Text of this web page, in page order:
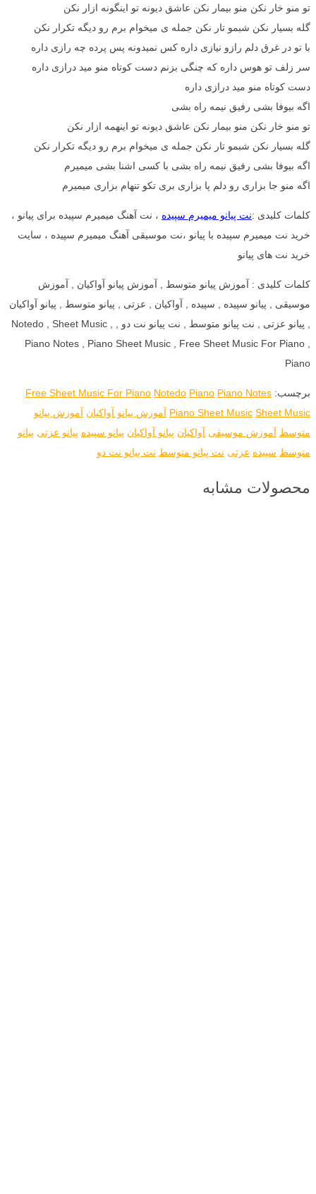
تو منو خار نکن منو بیمار نکن عاشق دیونه تو اینگونه ازار نکن
گله بسیار نکن شبمو تار نکن جمله ی میخوام برم رو دیگه تکرار نکن
با تو در غرق دلم رازو نیازی داره کس نمیدونه پس پرده چه رازی داره
سر زلف تو هوس داره که چنگی بزنم دست کوتاه منو مید درازی داره
دست کوتاه منو مید درازی داره
اگه بیوفا بشی رفیق نیمه راه بشی
تو منو خار نکن منو بیمار نکن عاشق دیونه تو اینهمه ازار نکن
گله بسیار نکن شبمو تار نکن جمله ی میخوام برم رو دیگه تکرار نکن
اگه بیوفا بشی رفیق نیمه راه بشی با کسی اشنا بشی میمیرم
اگه منو جا بزاری رو دلم پا بزاری بری تکو تنهام بزاری میمیرم
کلمات کلیدی :نت پیانو میمیرم سپیده ، نت آهنگ میمیرم سپیده برای پیانو ،
خرید نت میمیرم سپیده با پیانو ،نت موسیقی آهنگ میمیرم سپیده ، سایت
خرید نت های پیانو
کلمات کلیدی : آموزش پیانو متوسط , آموزش پیانو آواکیان , آموزش
موسیقی , پیانو سپیده , سپیده , آواکیان , عزتی , پیانو متوسط , پیانو آواکیان
, پیانو عزتی , نت پیانو متوسط , نت پیانو نت دو , Notedo , Sheet Music ,
Piano Notes , Piano Sheet Music , Free Sheet Music For Piano ,
Piano
برچسب: Free Sheet Music For Piano Notedo Piano Piano Notes
Piano Sheet Music Sheet Music آموزش پیانو آواکیان آموزش پیانو
متوسط آموزش موسیقی آواکیان پیانو آواکیان پیانو سپیده پیانو عزتی پیانو
متوسط سپیده عزتی نت پیانو متوسط نت پیانو نت دو
محصولات مشابه